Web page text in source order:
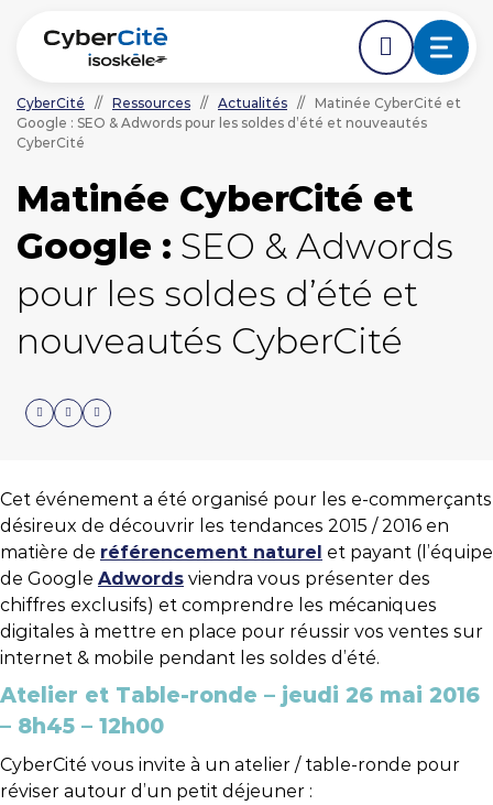
ACCÉDER DIRECTEMENT AU CONTENU PRINCIPAL
Ressources
Nos clients
DIRECTEMENT AVANT LE DÉBUT DE LA
CyberCité // Ressources // Actualités // Matinée CyberCité et
Google : SEO & Adwords pour les soldes d’été et nouveautés
CyberCité
Matinée CyberCité et
Google : SEO & Adwords
pour les soldes d’été et
nouveautés CyberCité
Cet événement a été organisé pour les e-commerçants
désireux de découvrir les tendances 2015 / 2016 en
matière de référencement naturel et payant (l’équipe
de Google Adwords viendra vous présenter des
chiffres exclusifs) et comprendre les mécaniques
digitales à mettre en place pour réussir vos ventes sur
internet & mobile pendant les soldes d’été.
Atelier et Table-ronde – jeudi 26 mai 2016
– 8h45 – 12h00
CyberCité vous invite à un atelier / table-ronde pour
réviser autour d’un petit déjeuner :